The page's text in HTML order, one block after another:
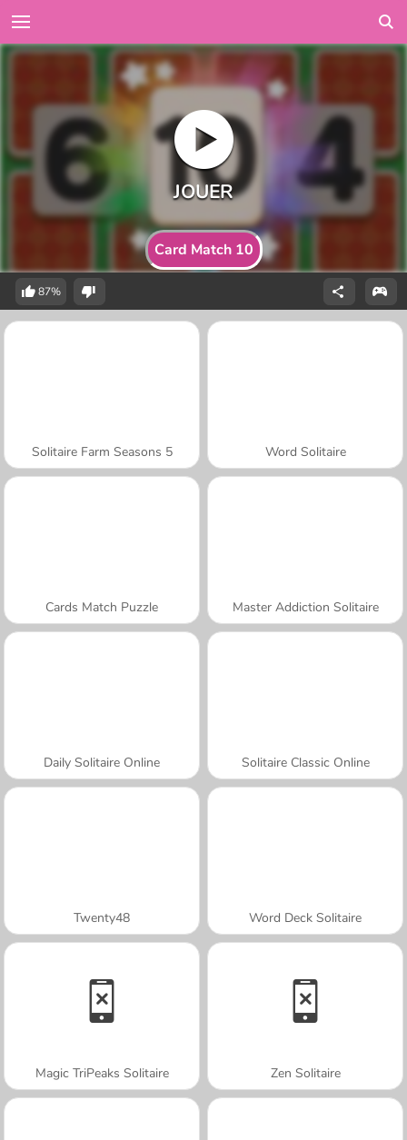
Card Match 10
87%
Solitaire Farm Seasons 5 Word Solitaire
Cards Match Puzzle Master Addiction Solitaire
Daily Solitaire Online Solitaire Classic Online
Twenty48 Word Deck Solitaire
Magic TriPeaks Solitaire Zen Solitaire